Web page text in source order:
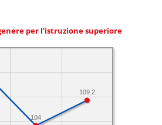
per l'istruzione superiore
109.2
104